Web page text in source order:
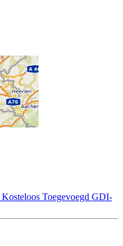
Kosteloos Toegevoegd GDI-